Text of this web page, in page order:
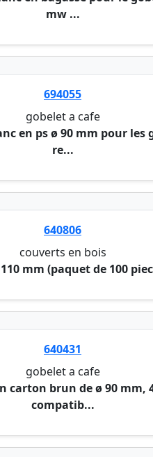
850104
642776
recipient bepulp sabert
transparent rpet 23 x 23 cm
642775
recipient bepulp sabert
- 3 compartiments
643463
recipient bepulp sabert
(1050ml) (paquet de 300